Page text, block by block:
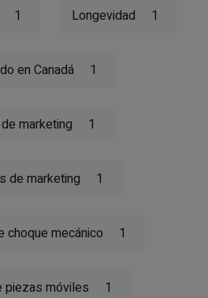
1 Longevidad 1
en Canadá 1
marketing 1
de marketing 1
choque mecánico 1
piezas móviles 1